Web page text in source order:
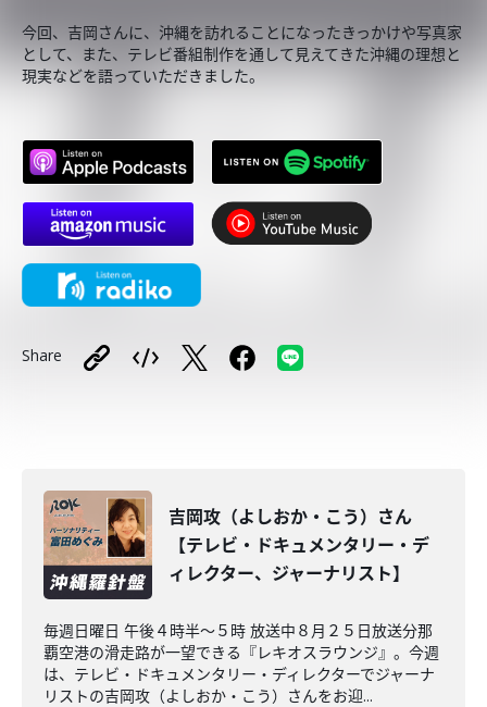
今回、吉岡さんに、沖縄を訪れることになったきっかけや写真家
として、また、テレビ番組制作を通して見えてきた沖縄の理想と
現実などを語っていただきました。
Share
吉岡攻（よしおか・こう）さん
【テレビ・ドキュメンタリー・デ
ィレクター、ジャーナリスト】
毎週日曜日 午後４時半～５時 放送中８月２５日放送分那
覇空港の滑走路が一望できる『レキオスラウンジ』。今週
は、テレビ・ドキュメンタリー・ディレクターでジャーナ
リストの吉岡攻（よしおか・こう）さんをお迎...